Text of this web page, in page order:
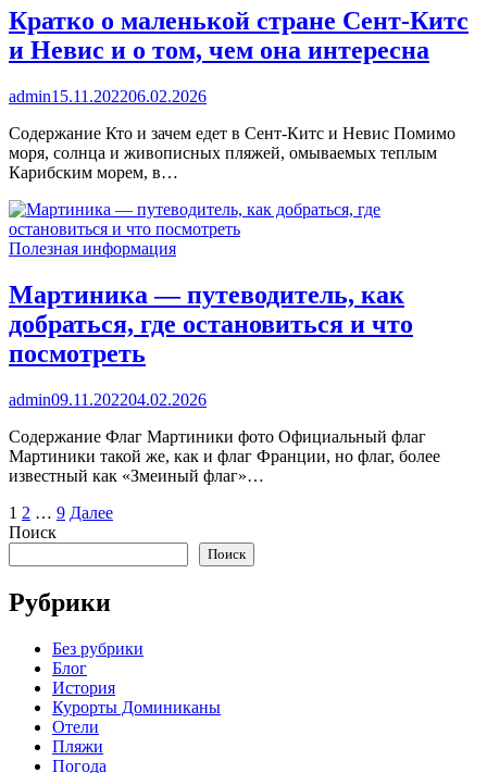
Кратко о маленькой стране Сент-Китс
и Невис и о том, чем она интересна
admin15.11.202206.02.2026
Содержание Кто и зачем едет в Сент-Китс и Невис Помимо
моря, солнца и живописных пляжей, омываемых теплым
Карибским морем, в…
Полезная информация
Мартиника — путеводитель, как
добраться, где остановиться и что
посмотреть
admin09.11.202204.02.2026
Содержание Флаг Мартиники фото Официальный флаг
Мартиники такой же, как и флаг Франции, но флаг, более
известный как «Змеиный флаг»…
Пагинация
записей
1 2 … 9 Далее
Поиск
Поиск
Рубрики
Без рубрики
Блог
История
Курорты Доминиканы
Отели
Пляжи
Погода